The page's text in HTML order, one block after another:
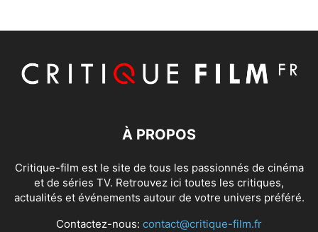
À PROPOS
Critique-film est le site de tous les passionnés de cinéma
et de séries TV. Retrouvez ici toutes les critiques,
actualités et événements autour de votre univers préféré.
Contactez-nous: contact@critique-film.fr